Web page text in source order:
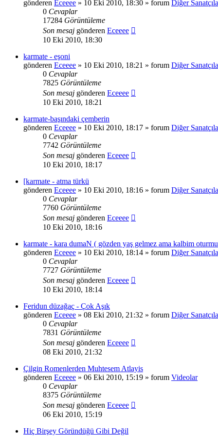
gönderen Eceeee » 10 Eki 2010, 18:30 » forum Diğer
0 Cevaplar
17284 Görüntüleme
Son mesaj gönderen Eceeee
10 Eki 2010, 18:30
karmate - eşoni
gönderen Eceeee » 10 Eki 2010, 18:21 » forum Diğer
0 Cevaplar
7825 Görüntüleme
Son mesaj gönderen Eceeee
10 Eki 2010, 18:21
karmate-başındaki çemberin
gönderen Eceeee » 10 Eki 2010, 18:17 » forum Diğer
0 Cevaplar
7742 Görüntüleme
Son mesaj gönderen Eceeee
10 Eki 2010, 18:17
[karmate - atma türkü
gönderen Eceeee » 10 Eki 2010, 18:16 » forum Diğer
0 Cevaplar
7760 Görüntüleme
Son mesaj gönderen Eceeee
10 Eki 2010, 18:16
karmate - kara dumaN ( gözden yaş gelmez ama kalbim
gönderen Eceeee » 10 Eki 2010, 18:14 » forum Diğer
0 Cevaplar
7727 Görüntüleme
Son mesaj gönderen Eceeee
10 Eki 2010, 18:14
Feridun düzağaç - Çok Aşık
gönderen Eceeee » 08 Eki 2010, 21:32 » forum Diğer
0 Cevaplar
7831 Görüntüleme
Son mesaj gönderen Eceeee
08 Eki 2010, 21:32
Çilgin Romenlerden Muhtesem Atlayis
gönderen Eceeee » 06 Eki 2010, 15:19 » forum Videolar
0 Cevaplar
8375 Görüntüleme
Son mesaj gönderen Eceeee
06 Eki 2010, 15:19
Hiç Birşey Göründüğü Gibi Değil